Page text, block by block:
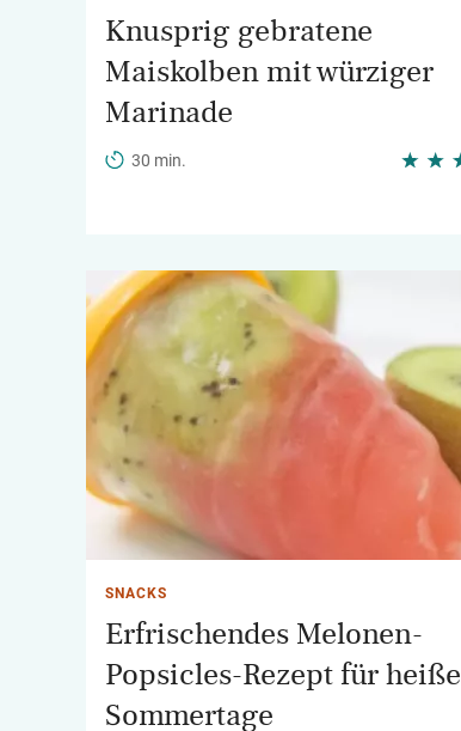
Knusprig gebratene
Maiskolben mit würziger
Marinade
30 min.
SNACKS
Erfrischendes Melonen-
Popsicles-Rezept für heiße
Sommertage